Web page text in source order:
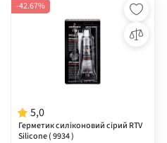
5,0
Герметик силіконовий сірий RTV
Silicone ( 9934 )
-42.67%